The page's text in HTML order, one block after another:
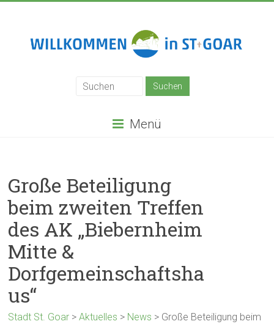
Menü
Große Beteiligung
beim zweiten Treffen
des AK „Biebernheim
Mitte &
Dorfgemeinschaftsha
us“
Stadt St. Goar >Aktuelles > News > Große Beteiligung beim